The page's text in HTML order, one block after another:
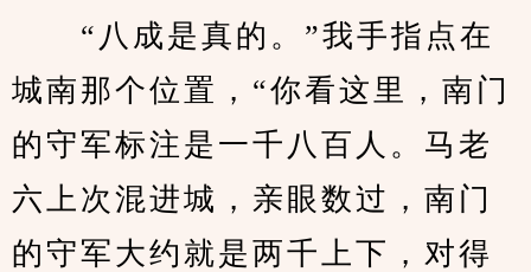
“八成是真的。”我手指点在
城南那个位置，“你看这里，南门
的守军标注是一千八百人。马老
六上次混进城，亲眼数过，南门
的守军大约就是两千上下，对得